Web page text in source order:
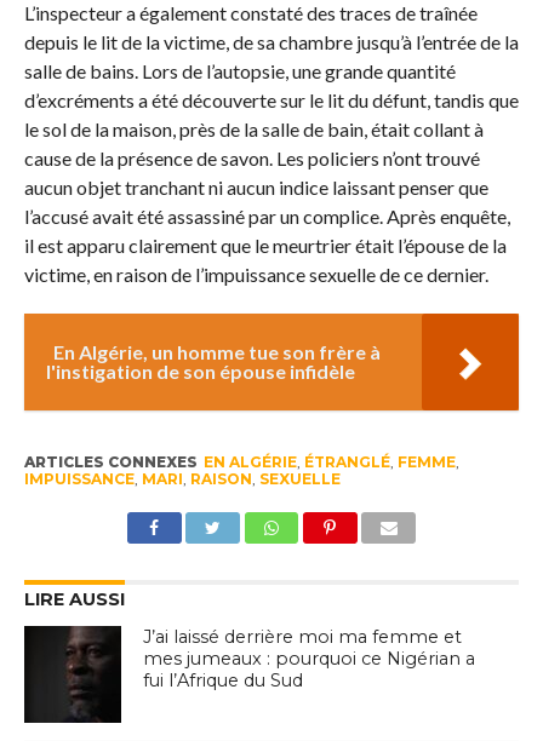
L’inspecteur a également constaté des traces de traînée
depuis le lit de la victime, de sa chambre jusqu’à l’entrée de la
salle de bains. Lors de l’autopsie, une grande quantité
d’excréments a été découverte sur le lit du défunt, tandis que
le sol de la maison, près de la salle de bain, était collant à
cause de la présence de savon. Les policiers n’ont trouvé
aucun objet tranchant ni aucun indice laissant penser que
l’accusé avait été assassiné par un complice. Après enquête,
il est apparu clairement que le meurtrier était l’épouse de la
victime, en raison de l’impuissance sexuelle de ce dernier.
En Algérie, un homme tue son frère à
l'instigation de son épouse infidèle
ARTICLES CONNEXES EN ALGÉRIE, ÉTRANGLÉ, FEMME,
IMPUISSANCE, MARI, RAISON, SEXUELLE
LIRE AUSSI
J’ai laissé derrière moi ma femme et
mes jumeaux : pourquoi ce Nigérian a
fui l’Afrique du Sud